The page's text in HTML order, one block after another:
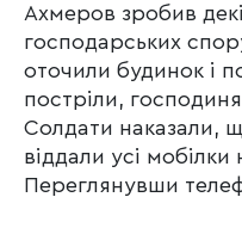
Ахмеров зробив
господарських
оточили будинок і
постріли,
Солдати наказали,
віддали усі мобілки
Переглянувши